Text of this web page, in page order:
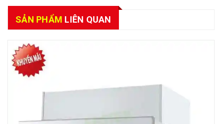
SẢN PHẨM LIÊN QUAN